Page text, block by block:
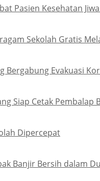
Pasien Kesehatan
Sekolah Gratis
Bergabung Evakuasi
Siap Cetak Pembalap
Dipercepat
Banjir Bersih dalam